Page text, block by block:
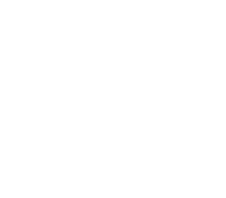
尼阿天瑪加雅天主教大學設立教育合作中心